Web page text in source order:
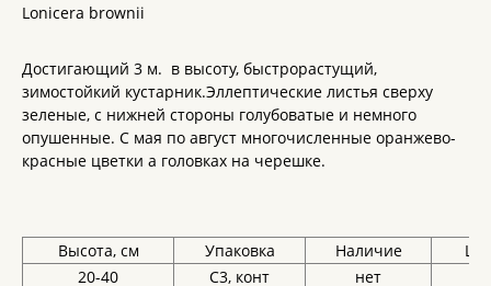
Lonicera brownii
Достигающий 3 м. в высоту, быстрорастущий,
зимостойкий кустарник.Эллептические листья сверху
зеленые, с нижней стороны голубоватые и немного
опушенные. С мая по август многочисленные оранжево-
красные цветки а головках на черешке.
Высота, см Упаковка Наличие
20-40
С3, конт нет